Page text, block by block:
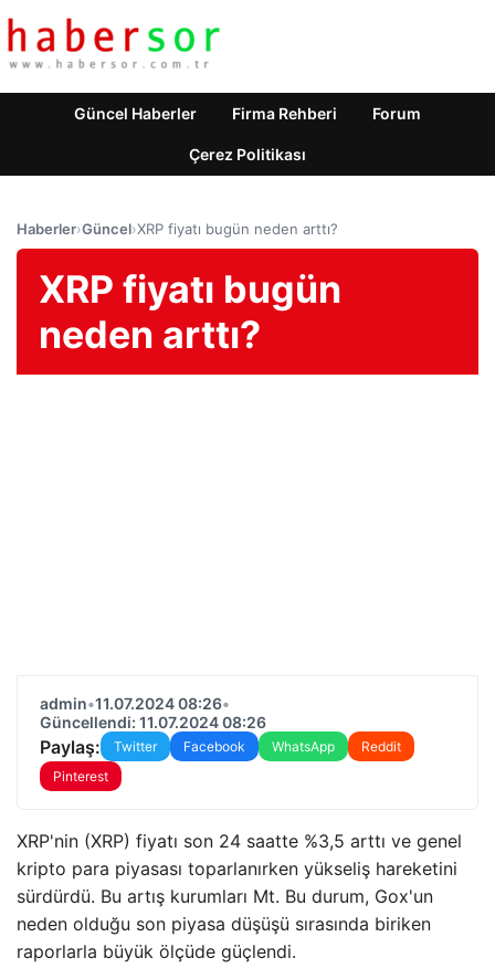
Güncel Haberler Firma Rehberi Forum
Çerez Politikası
Haberler›Güncel›XRP fiyatı bugün neden arttı?
XRP fiyatı bugün
neden arttı?
admin•11.07.2024 08:26•
Güncellendi: 11.07.2024 08:26
Paylaş: Twitter Facebook WhatsApp
Reddit
Pinterest
XRP'nin (XRP) fiyatı son 24 saatte %3,5 arttı ve genel
kripto para piyasası toparlanırken yükseliş hareketini
sürdürdü. Bu artış kurumları Mt. Bu durum, Gox'un
neden olduğu son piyasa düşüşü sırasında biriken
raporlarla büyük ölçüde güçlendi.